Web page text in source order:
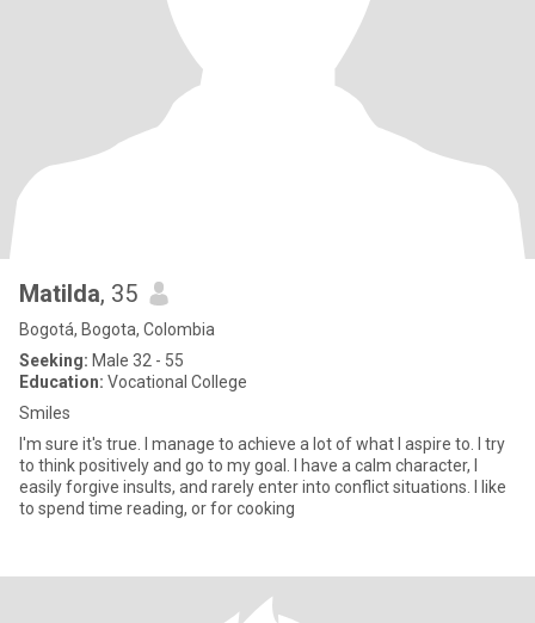
Matilda, 35
Bogotá, Bogota, Colombia
Seeking: Male 32 - 55
Education: Vocational College
Smiles
I'm sure it's true. I manage to achieve a lot of what I aspire to. I try
to think positively and go to my goal. I have a calm character, I
easily forgive insults, and rarely enter into conflict situations. I like
to spend time reading, or for cooking